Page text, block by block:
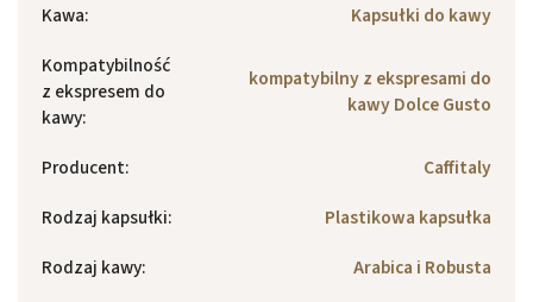
Kawa:
Kapsułki do kawy
Kompatybilność
z ekspresem do
kawy:
kompatybilny z ekspresami do
kawy Dolce Gusto
Producent:
Caffitaly
Rodzaj kapsułki:
Plastikowa kapsułka
Rodzaj kawy:
Arabica i Robusta